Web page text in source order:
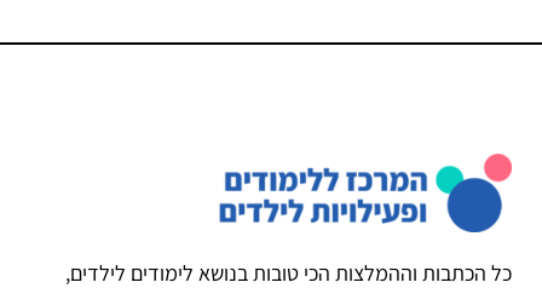
כל הכתבות וההמלצות הכי טובות בנושא לימודים לילדים,